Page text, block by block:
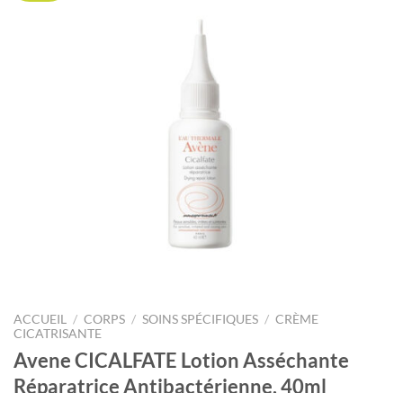
ACCUEIL / CORPS / SOINS SPÉCIFIQUES / CRÈME
CICATRISANTE
Avene CICALFATE Lotion Asséchante
Réparatrice Antibactérienne, 40ml